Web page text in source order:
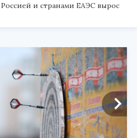
и странами ЕАЭС вырос